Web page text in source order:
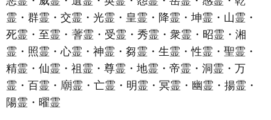
霊・群霊・交霊・光霊・皇霊・降霊・坤霊・山霊・
死霊・至霊・
霊・受霊・秀霊・衆霊・昭霊・湘
霊・照霊・心霊・神霊・芻霊・生霊・性霊・聖霊・
精霊・仙霊・祖霊・尊霊・地霊・帝霊・洞霊・万
霊・百霊・
霊・亡霊・明霊・冥霊・幽霊・揚霊・
陽霊・曜霊